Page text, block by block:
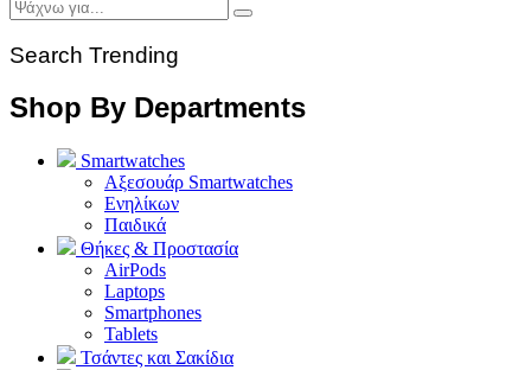
Search Trending
Shop By Departments
Smartwatches
Αξεσουάρ Smartwatches
Ενηλίκων
Παιδικά
Θήκες & Προστασία
AirPods
Laptops
Smartphones
Tablets
Τσάντες και Σακίδια